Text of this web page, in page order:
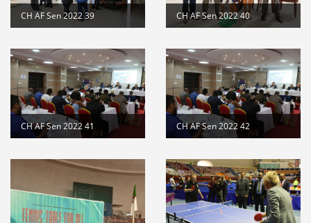
CH AF Sen 2022 39 CH AF Sen 2022 40
CH AF Sen 2022 41 CH AF Sen 2022 42